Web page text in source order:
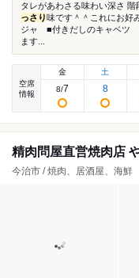
タレがあわさる味わい深さ
っさり 味です＾＾これにお好
ジャ ■付きだしのキャベツ
ます...
空席
情報
金
8/7
土
8
精肉問屋直営焼肉店
今治市 / 焼肉、居酒屋、海鮮